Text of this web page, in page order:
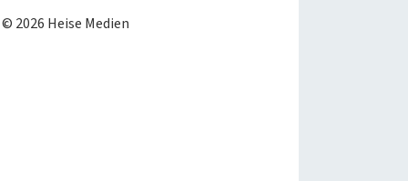
2026 Heise Medien